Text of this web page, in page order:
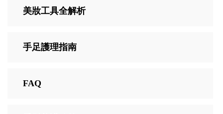
美妝工具全解析
手足護理指南
FAQ